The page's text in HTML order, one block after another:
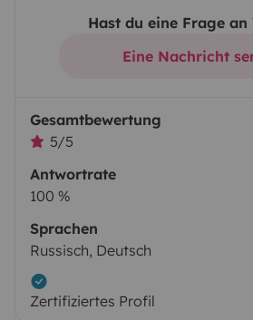
Hast du eine Frage an
Eine Nachricht
Gesamtbewertung
5/5
Antwortrate
100 %
Sprachen
Russisch, Deutsch
Zertifiziertes Profil